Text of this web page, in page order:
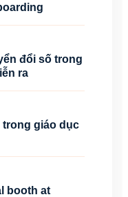
đổi số trong
ra
trong giáo dục
booth at